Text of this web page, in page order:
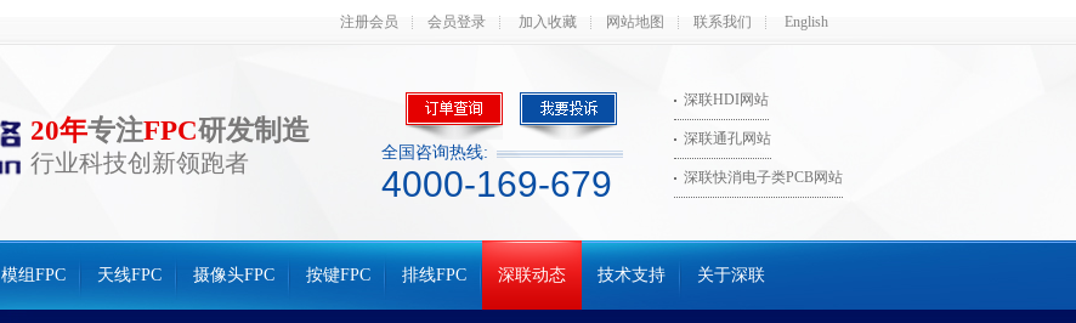
注册会员 会员登录 加入收藏 网站地图 联系我们 English
20年专注FPC研发制造
行业科技创新领跑者 全国咨询热线:
4000-169-679
深联HDI网站
深联通孔网站
深联快消电子类PCB网站
模组FPC 天线FPC 摄像头FPC 按键FPC 排线FPC 深联动态 技术支持 关于深联